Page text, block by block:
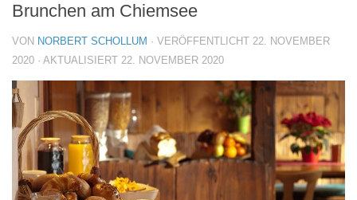
Brunchen am Chiemsee
VON NORBERT SCHOLLUM · VERÖFFENTLICHT 22. NOVEMBER
2020 · AKTUALISIERT 22. NOVEMBER 2020